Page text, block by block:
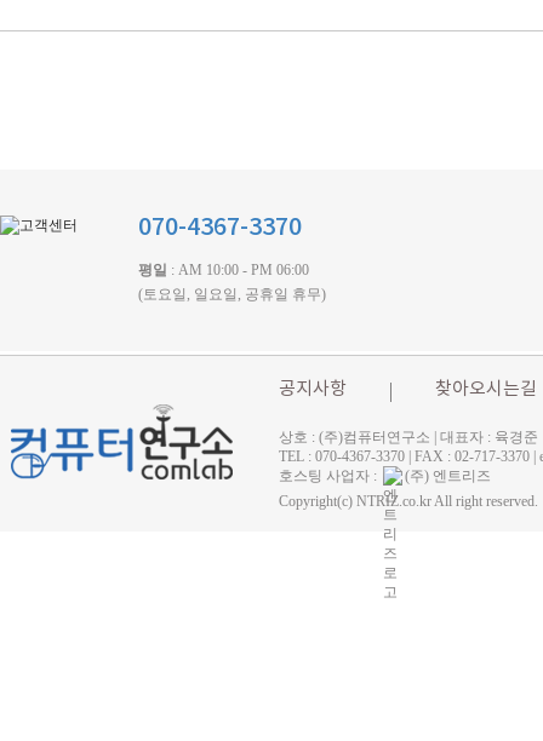
070-4367-3370
평일 : AM 10:00 - PM 06:00
(토요일, 일요일, 공휴일 휴무)
공지사항 찾아오시는길
상호 : (주)컴퓨터연구소 | 대표자 : 육경
TEL : 070-4367-3370 | FAX : 02-717-
호스팅 사업자 :
(주) 엔트리즈
Copyright(c) NTRIZ.co.kr All right reserved.